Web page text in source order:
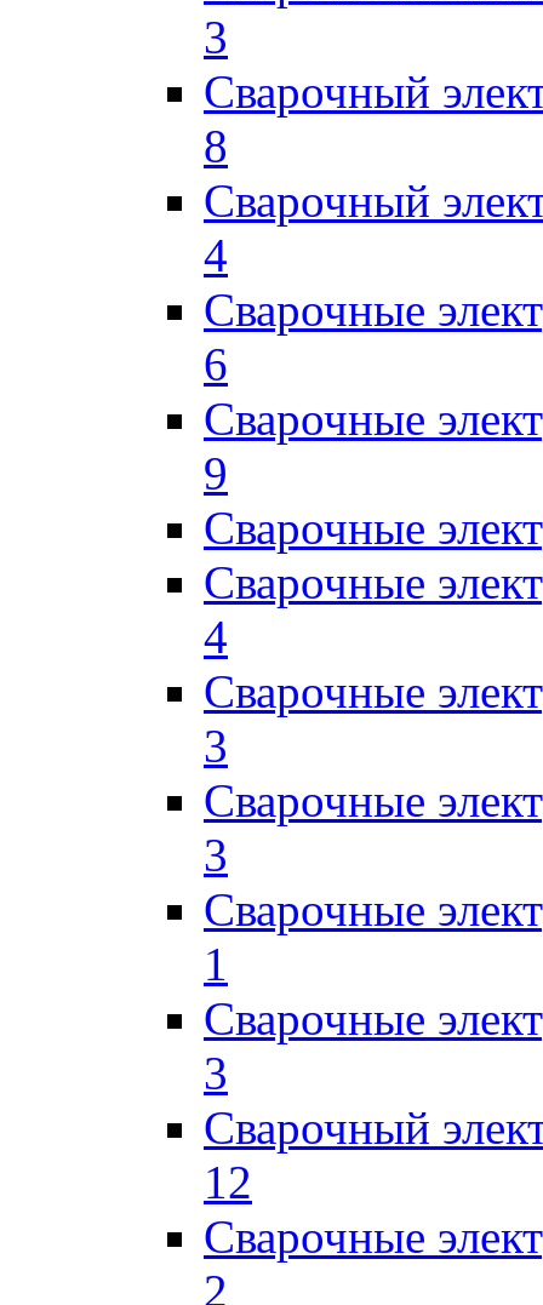
3
Сварочный
8
Сварочный
4
Сварочные
6
Сварочные
9
Сварочные
Сварочные
4
Сварочные
3
Сварочные
3
Сварочные
1
Сварочные
3
Сварочный
12
Сварочные
2